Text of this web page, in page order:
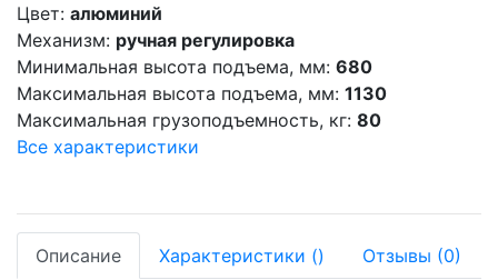
Цвет: алюминий
Механизм: ручная регулировка
Минимальная высота подъема, мм: 680
Максимальная высота подъема, мм: 1130
Максимальная грузоподъемность, кг: 80
Все характеристики
Описание Характеристики () Отзывы (0)